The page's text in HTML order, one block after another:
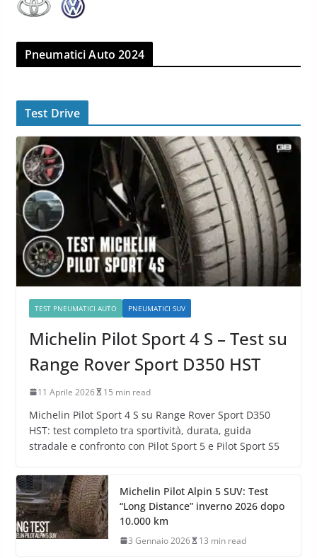
Pneumatici Auto 2024
Test Drive
TEST PNEUMATICI AUTO PNEUMATICI SUV
Michelin Pilot Sport 4 S – Test su
Range Rover Sport D350 HST
11 Aprile 2026 15 min read
Michelin Pilot Sport 4 S su Range Rover Sport D350
HST: test completo tra sportività, durata, guida
stradale e confronto con Pilot Sport 5 e Pilot Sport S5
Michelin Pilot Alpin 5 SUV: Test
“Long Distance” inverno 2026 dopo
10.000 km
3 Gennaio 2026 13 min read